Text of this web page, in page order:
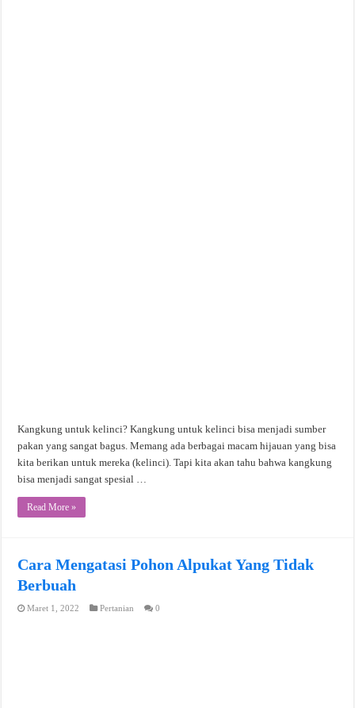
Kangkung untuk kelinci? Kangkung untuk kelinci bisa menjadi sumber
pakan yang sangat bagus. Memang ada berbagai macam hijauan yang bisa
kita berikan untuk mereka (kelinci). Tapi kita akan tahu bahwa kangkung
bisa menjadi sangat spesial …
Read More »
Cara Mengatasi Pohon Alpukat Yang Tidak
Berbuah
Maret 1, 2022 Pertanian 0